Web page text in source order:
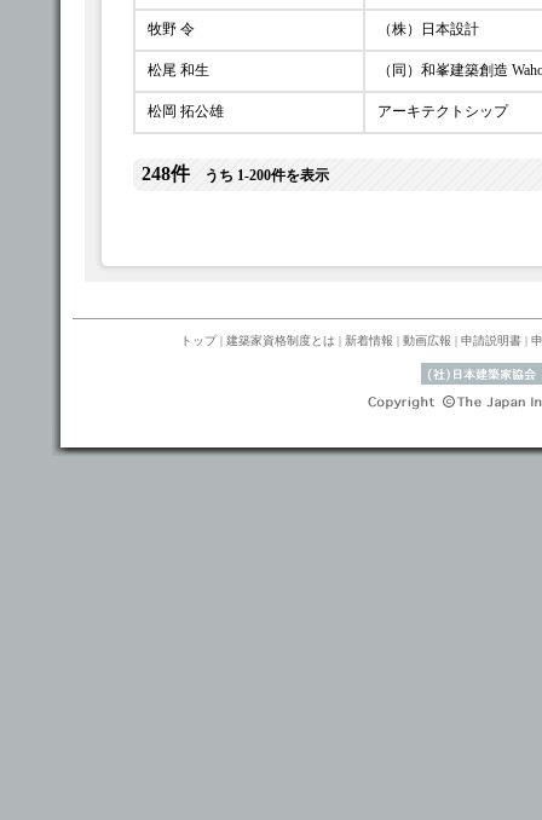
牧野 令 （株）日本設計
松尾 和生 （同）和峯建築創造
松岡 拓公雄 アーキテクトシップ
248件うち 1-200件を表示
トップ| 建築家資格制度とは | 新着情報 | 動画広報 | 申請説明書 |